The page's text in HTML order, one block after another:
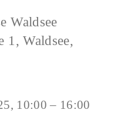
Waldsee
1, Waldsee,
10:00 – 16:00